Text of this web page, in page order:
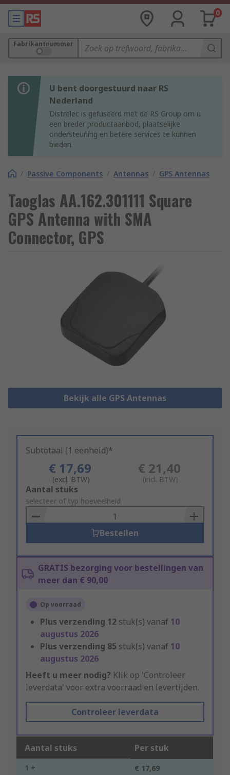
0
Fabrikantnummer
U bent doorgestuurd naar RS
Nederland
Distrelec is gefuseerd met de RS Group om u
een breder productaanbod, plaatselijke
ondersteuning en betere services te kunnen
bieden.
/ Passive Components / Antennas / GPS Antennas
Taoglas AA.162.301111 Square
GPS Antenna with SMA
Connector, GPS
Bekijk alle GPS Antennas
Subtotaal (1 eenheid)*
€ 17,69
(excl. BTW)
€ 21,40
(incl. BTW)
Add
to
Basket
Aantal stuks
selecteer of typ hoeveelheid
Bestellen
GRATIS bezorging voor bestellingen van
meer dan € 90,00
Op voorraad
Plus verzending 12 stuk(s) vanaf 10
augustus 2026
Plus verzending 85 stuk(s) vanaf 10
augustus 2026
Heeft u meer nodig? Klik op 'Controleer
leverdata' voor extra voorraad en levertijden.
Controleer leverdata
Aantal stuks Per stuk
1 + € 17,69